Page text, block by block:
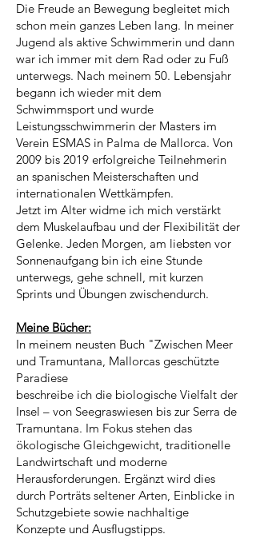
Die Freude an Bewegung begleitet mich
schon mein ganzes Leben lang. In meiner
Jugend als aktive Schwimmerin und dann
war ich immer mit dem Rad oder zu Fuß
unterwegs. Nach meinem 50. Lebensjahr
begann ich wieder mit dem
Schwimmsport und wurde
Leistungsschwimmerin der Masters im
Verein ESMAS in Palma de Mallorca. Von
2009 bis 2019 erfolgreiche Teilnehmerin
an spanischen Meisterschaften und
internationalen Wettkämpfen.
Jetzt im Alter widme ich mich verstärkt
dem Muskelaufbau und der Flexibilität der
Gelenke. Jeden Morgen, am liebsten vor
Sonnenaufgang bin ich eine Stunde
unterwegs, gehe schnell, mit kurzen
Sprints und Übungen zwischendurch.
Meine Bücher:
In meinem neusten Buch "Zwischen Meer
und Tramuntana, Mallorcas geschützte
Paradiese
beschreibe ich die biologische Vielfalt der
Insel – von Seegraswiesen bis zur Serra de
Tramuntana. Im Fokus stehen das
ökologische Gleichgewicht, traditionelle
Landwirtschaft und moderne
Herausforderungen. Ergänzt wird dies
durch Porträts seltener Arten, Einblicke in
Schutzgebiete sowie nachhaltige
Konzepte und Ausflugstipps.